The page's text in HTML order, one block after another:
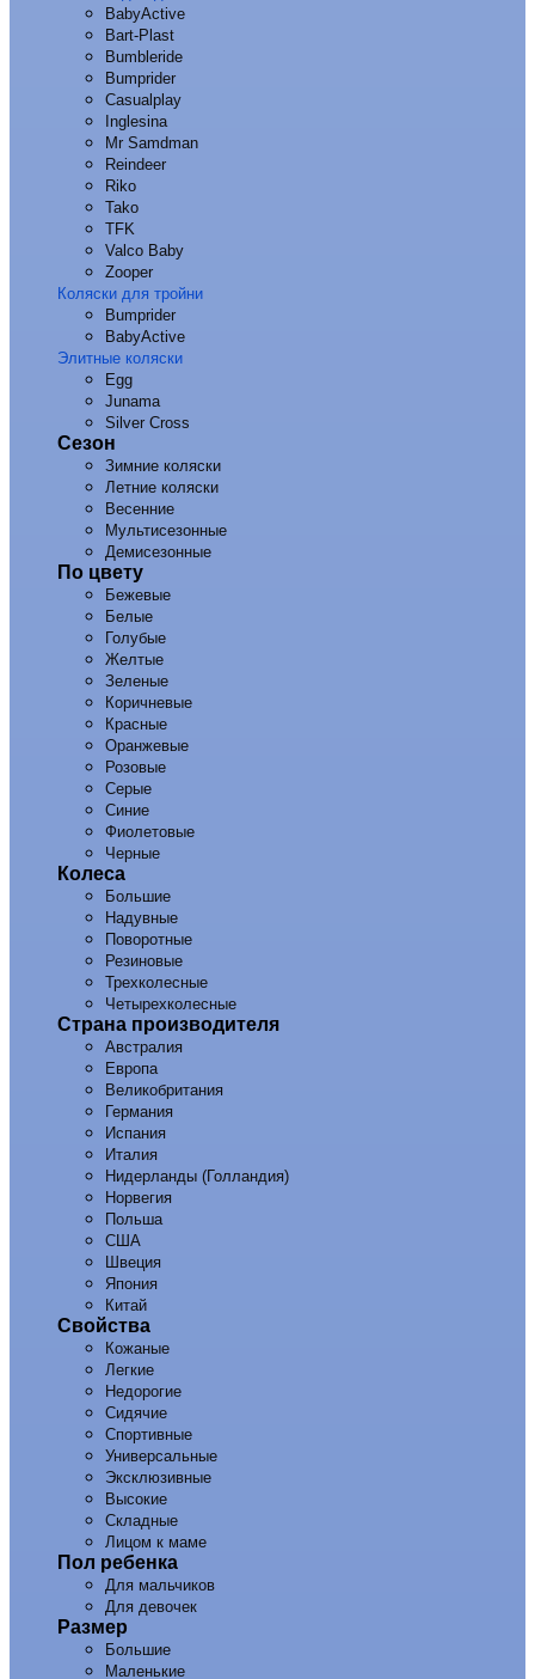
BabyActive
Bart-Plast
Bumbleride
Bumprider
Casualplay
Inglesina
Mr Samdman
Reindeer
Riko
Tako
TFK
Valco Baby
Zooper
Коляски для тройни
Bumprider
BabyActive
Элитные коляски
Egg
Junama
Silver Cross
Сезон
Зимние коляски
Летние коляски
Весенние
Мультисезонные
Демисезонные
По цвету
Бежевые
Белые
Голубые
Желтые
Зеленые
Коричневые
Красные
Оранжевые
Розовые
Серые
Синие
Фиолетовые
Черные
Колеса
Большие
Надувные
Поворотные
Резиновые
Трехколесные
Четырехколесные
Страна производителя
Австралия
Европа
Великобритания
Германия
Испания
Италия
Нидерланды (Голландия)
Норвегия
Польша
США
Швеция
Япония
Китай
Свойства
Кожаные
Легкие
Недорогие
Сидячие
Спортивные
Универсальные
Эксклюзивные
Высокие
Складные
Лицом к маме
Пол ребенка
Для мальчиков
Для девочек
Размер
Большие
Маленькие